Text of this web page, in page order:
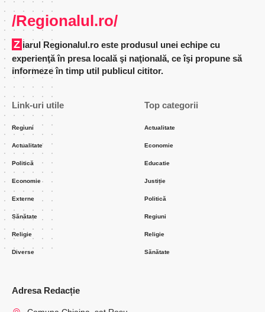
/Regionalul.ro/
Ziarul Regionalul.ro este produsul unei echipe cu
experienţă în presa locală şi naţională, ce îşi propune să
informeze în timp util publicul cititor.
Link-uri utile
Regiuni
Actualitate
Politică
Economie
Externe
Sănătate
Religie
Diverse
Top categorii
Actualitate
Economie
Educatie
Justiție
Politică
Regiuni
Religie
Sănătate
Adresa Redacție